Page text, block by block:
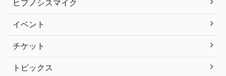
ヒプノシスマイク
イベント
チケット
トピックス